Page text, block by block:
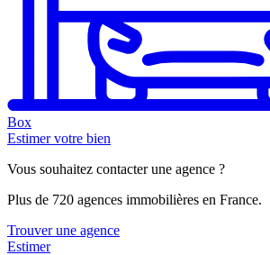
Box
Estimer votre bien
Vous souhaitez contacter une agence ?
Plus de 720 agences immobilières en France.
Trouver une agence
Estimer